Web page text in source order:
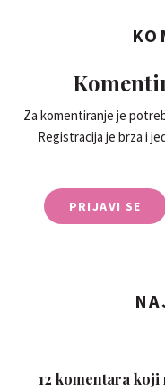
Za komentiranje je
Registracija je brza i
PRIJAVI SE
12 komentara koji